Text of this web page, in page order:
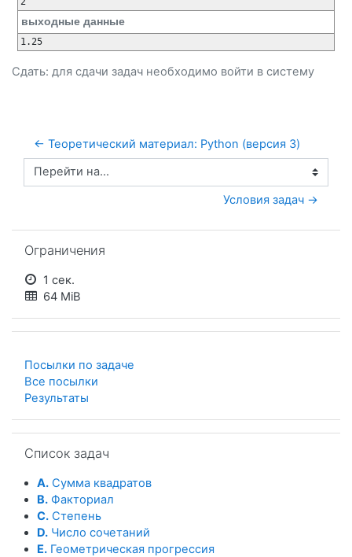
выходные данные
Сдать: для сдачи задач необходимо войти в систему
← Теоретический материал: Python (версия 3)
Перейти на...
Условия задач →
Ограничения
1 сек.
64 MiB
Посылки по задаче
Все посылки
Результаты
Список задач
A. Сумма квадратов
B. Факториал
C. Степень
D. Число сочетаний
E. Геометрическая прогрессия